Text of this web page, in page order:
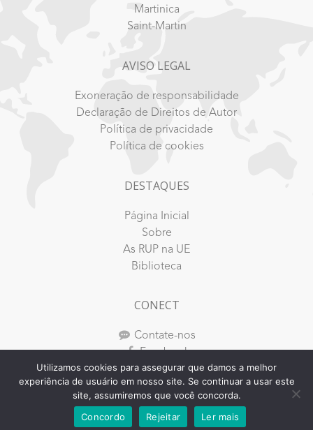
Martinica
Saint-Martin
AVISO LEGAL
Exoneração de responsabilidade
Declaração de Direitos de Autor
Política de privacidade
Política de cookies
DESTAQUES
Página Inicial
Sobre
As RUP na UE
Biblioteca
CONECT
Contate-nos
Facebook
Youtube
Instagram
Utilizamos cookies para assegurar que damos a melhor
experiência de usuário em nosso site. Se continuar a usar este
site, assumiremos que você concorda.
Concordo
Rejeitar Ler mais